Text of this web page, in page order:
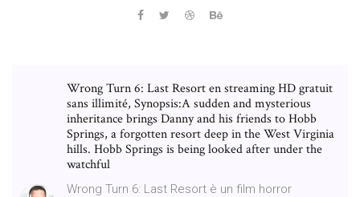
Wrong Turn 6: Last Resort en streaming HD gratuit
sans illimité, Synopsis:A sudden and mysterious
inheritance brings Danny and his friends to Hobb
Springs, a forgotten resort deep in the West Virginia
hills. Hobb Springs is being looked after under the
watchful
Wrong Turn 6: Last Resort è un film horror